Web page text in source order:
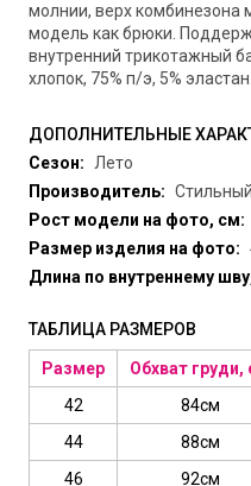
молнии, верх комбинезона
модель как брюки.
внутренний трикотажный
хлопок, 75% п/э, 5% эластан.
ДОПОЛНИТЕЛЬНЫЕ
Сезон:
Лето
Производитель:
Рост модели на фото, см:
Размер изделия на фото:
Длина по внутреннему
ТАБЛИЦА РАЗМЕРОВ
Размер Обхват груди,
42
84см
44
88см
46
92см